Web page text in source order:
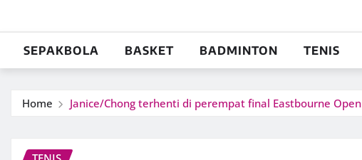
SEPAKBOLA BASKET BADMINTON TENIS
Home Janice/Chong terhenti di perempat final Eastbourne Open